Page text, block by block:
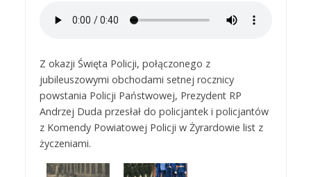
Z okazji Święta Policji, połączonego z
jubileuszowymi obchodami setnej rocznicy
powstania Policji Państwowej, Prezydent RP
Andrzej Duda przesłał do policjantek i policjantów
z Komendy Powiatowej Policji w Żyrardowie list z
życzeniami.